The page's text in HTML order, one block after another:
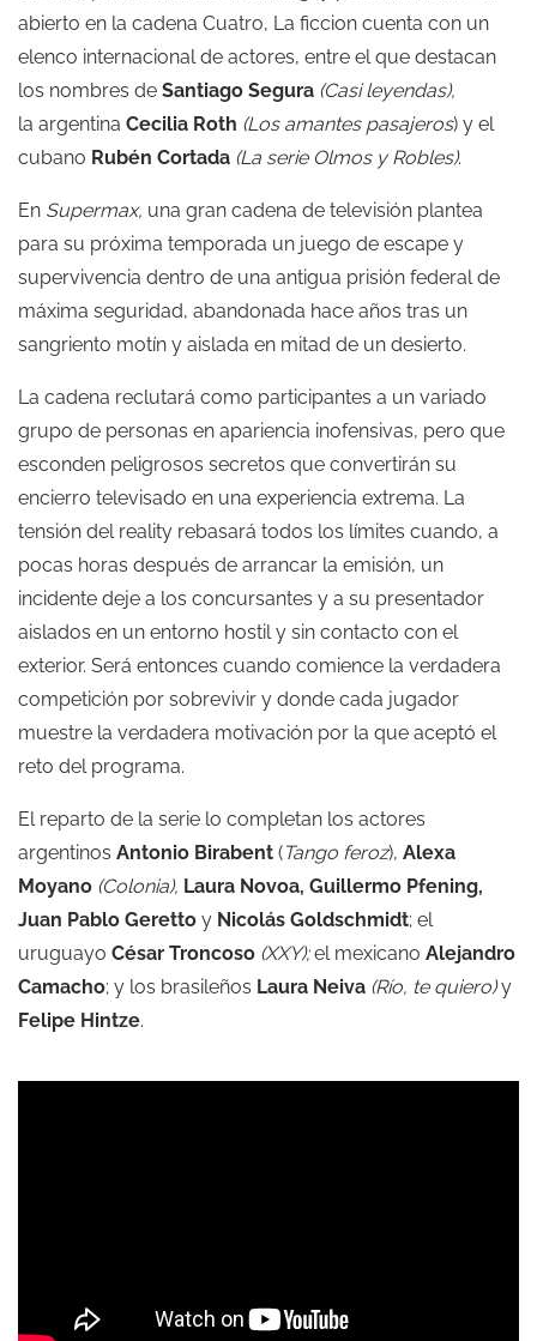
abierto en la cadena Cuatro, La ficcion cuenta con un
elenco internacional de actores, entre el que destacan
los nombres de Santiago Segura (Casi leyendas),
la argentina Cecilia Roth (Los amantes pasajeros) y el
cubano Rubén Cortada (La serie Olmos y Robles).
En Supermax, una gran cadena de televisión plantea
para su próxima temporada un juego de escape y
supervivencia dentro de una antigua prisión federal de
máxima seguridad, abandonada hace años tras un
sangriento motín y aislada en mitad de un desierto.
La cadena reclutará como participantes a un variado
grupo de personas en apariencia inofensivas, pero que
esconden peligrosos secretos que convertirán su
encierro televisado en una experiencia extrema. La
tensión del reality rebasará todos los límites cuando, a
pocas horas después de arrancar la emisión, un
incidente deje a los concursantes y a su presentador
aislados en un entorno hostil y sin contacto con el
exterior. Será entonces cuando comience la verdadera
competición por sobrevivir y donde cada jugador
muestre la verdadera motivación por la que aceptó el
reto del programa.
El reparto de la serie lo completan los actores
argentinos Antonio Birabent (Tango feroz), Alexa
Moyano (Colonia), Laura Novoa, Guillermo Pfening,
Juan Pablo Geretto y Nicolás Goldschmidt; el
uruguayo César Troncoso (XXY);el mexicano Alejandro
Camacho; y los brasileños Laura Neiva (Río, te quiero)y
Felipe Hintze.